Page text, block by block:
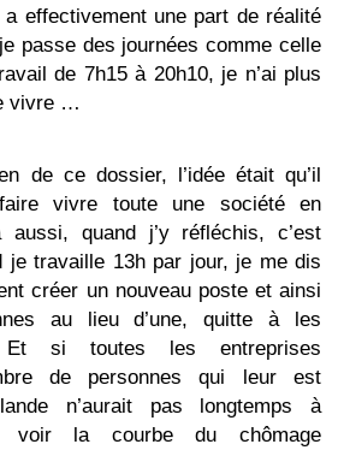
effectivement une part de réalité
passe des journées comme celle
de 7h15 à 20h10, je n’ai plus
vivre …
de ce dossier, l’idée était qu’il
vivre toute une société en
aussi, quand j’y réfléchis, c’est
je travaille 13h par jour, je me dis
créer un nouveau poste et ainsi
au lieu d’une, quitte à les
Et si toutes les entreprises
de personnes qui leur est
n’aurait pas longtemps à
voir la courbe du chômage